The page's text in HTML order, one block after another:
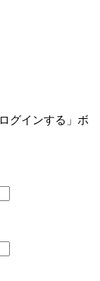
グインする」ボ